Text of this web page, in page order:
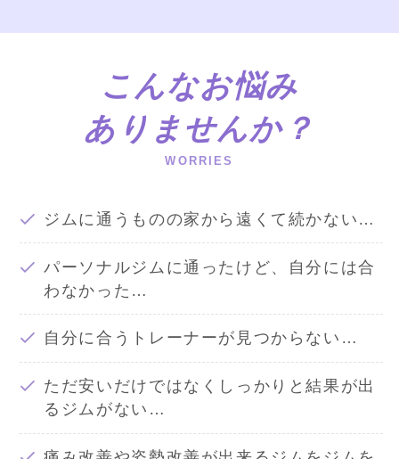
こんなお悩み
ありませんか？
WORRIES
ジムに通うものの家から遠くて続かない…
パーソナルジムに通ったけど、自分には合
わなかった…
自分に合うトレーナーが見つからない…
ただ安いだけではなくしっかりと結果が出
るジムがない…